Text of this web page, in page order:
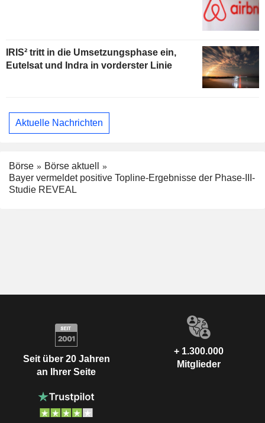
IRIS² tritt in die Umsetzungsphase ein,
Eutelsat und Indra in vorderster Linie
Aktuelle Nachrichten
Börse
Börse aktuell
Bayer vermeldet positive Topline-Ergebnisse der Phase-III-
Studie REVEAL
Seit über 20 Jahren
an Ihrer Seite
+ 1.300.000
Mitglieder